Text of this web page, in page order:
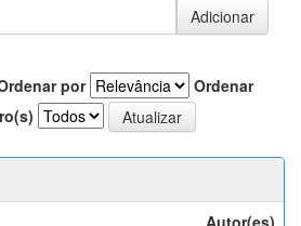
por
Ordenar
Autor(es)